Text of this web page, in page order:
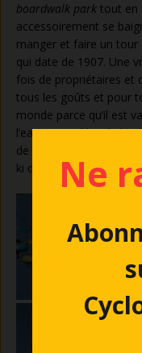
boardwalk park tout en
accessoirement se
manger et faire un tour
qui date de 1907. Une
fois de propriétaires et
tous les goûts et pour
monde parce qu’il est
l’eau puisqu’il borde la
de se faire un manège
ki deviendrait vieux ?
Ne